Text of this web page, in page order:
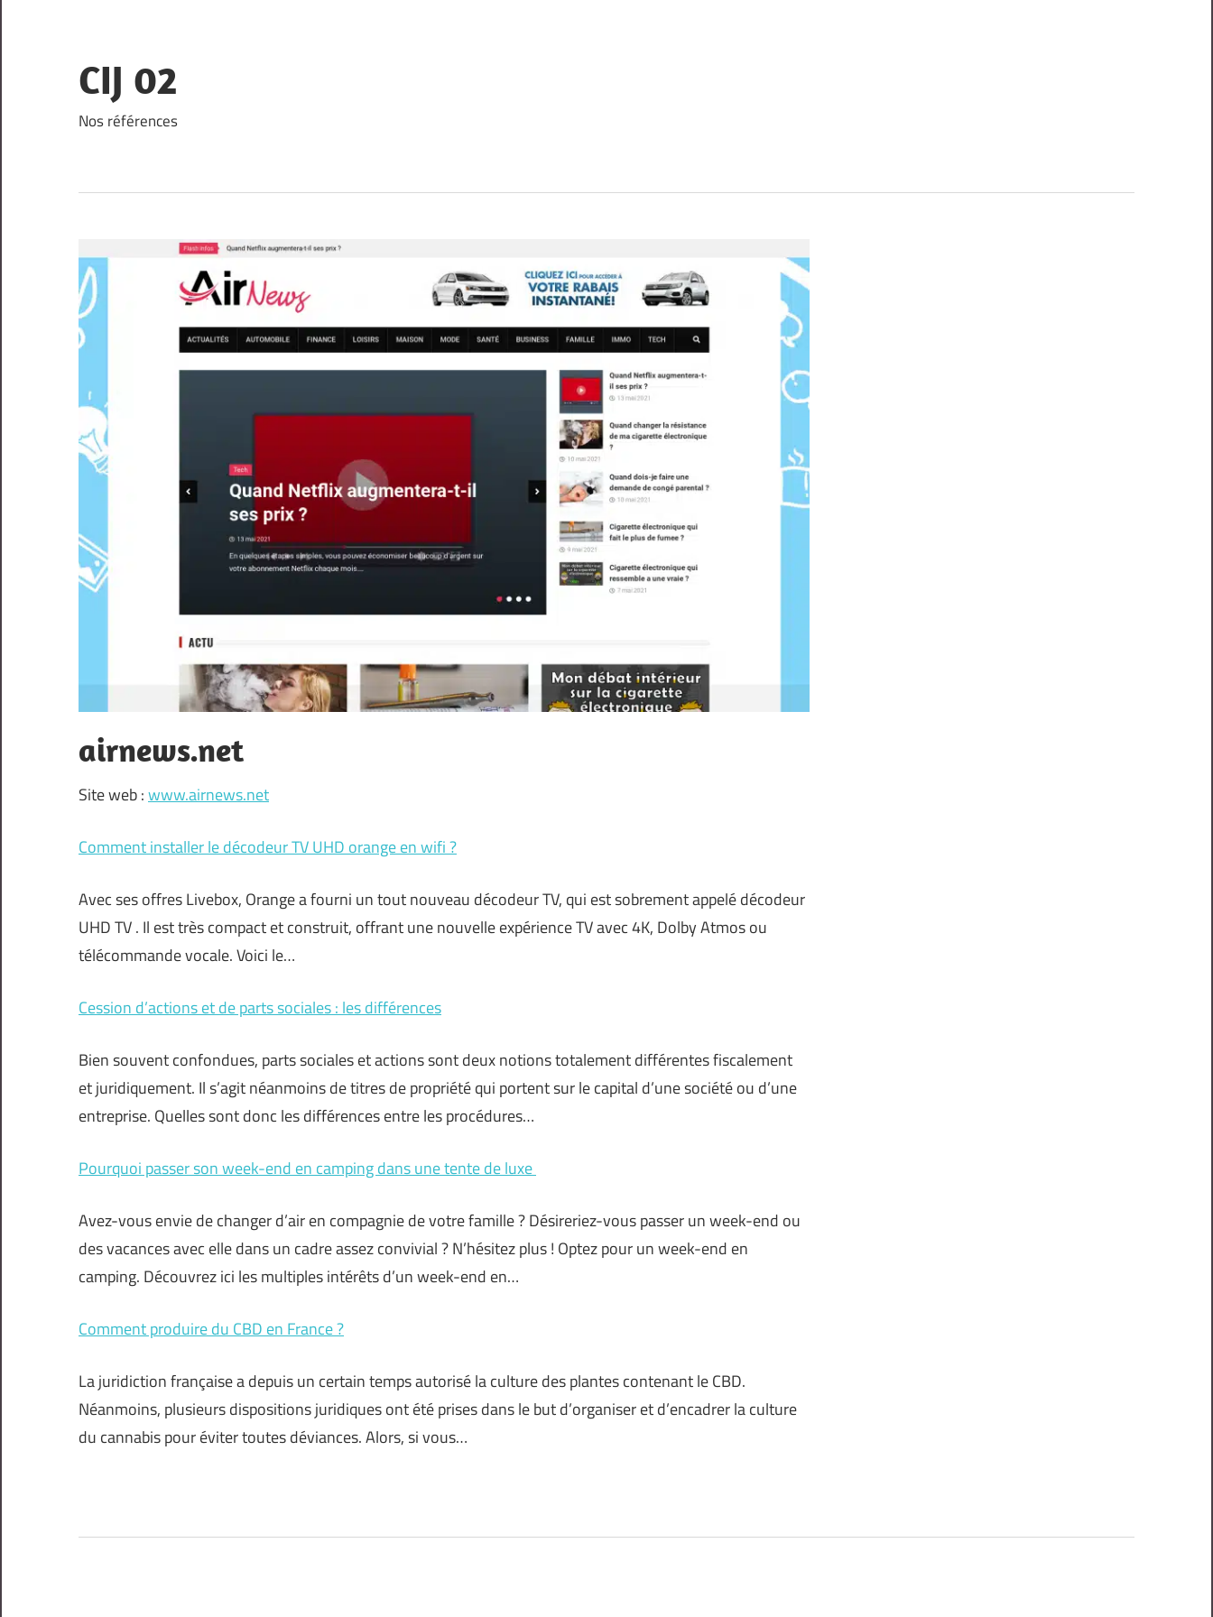
content
CIJ 02
Nos références
airnews.net
Site web :www.airnews.net
Comment installer le décodeur TV UHD orange en wifi ?
Avec ses offres Livebox, Orange a fourni un tout nouveau décodeur TV, qui est sobrement appelé décodeur
UHD TV . Il est très compact et construit, offrant une nouvelle expérience TV avec 4K, Dolby Atmos ou
télécommande vocale. Voici le…
Cession d’actions et de parts sociales : les différences
Bien souvent confondues, parts sociales et actions sont deux notions totalement différentes fiscalement
et juridiquement. Il s’agit néanmoins de titres de propriété qui portent sur le capital d’une société ou d’une
entreprise. Quelles sont donc les différences entre les procédures…
Pourquoi passer son week-end en camping dans une tente de luxe
Avez-vous envie de changer d’air en compagnie de votre famille ? Désireriez-vous passer un week-end ou
des vacances avec elle dans un cadre assez convivial ? N’hésitez plus ! Optez pour un week-end en
camping. Découvrez ici les multiples intérêts d’un week-end en…
Comment produire du CBD en France ?
La juridiction française a depuis un certain temps autorisé la culture des plantes contenant le CBD.
Néanmoins, plusieurs dispositions juridiques ont été prises dans le but d’organiser et d’encadrer la culture
du cannabis pour éviter toutes déviances. Alors, si vous…